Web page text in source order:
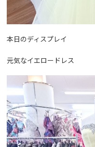
本日のディスプレイ
元気なイエロードレス